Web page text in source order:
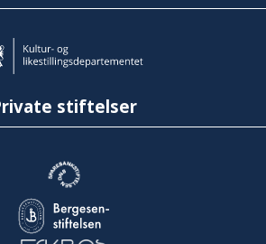
stiftelser